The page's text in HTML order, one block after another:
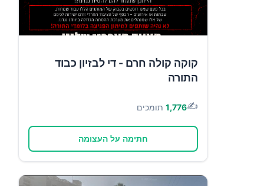
קוקה קולה חרם - די לבזיון כבוד
התורה
✍️
1,776 תומכים
חתימה על העצומה